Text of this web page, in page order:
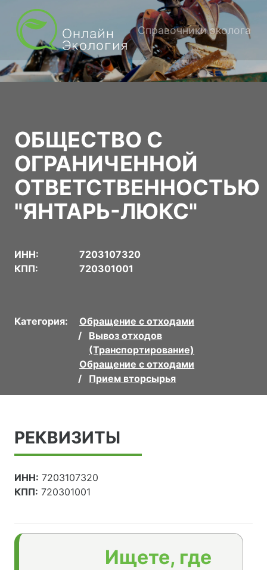
Справочники эколога
ОБЩЕСТВО С
ОГРАНИЧЕННОЙ
ОТВЕТСТВЕННОСТЬЮ
"ЯНТАРЬ-ЛЮКС"
ИНН:
7203107320
КПП:
720301001
Категория:
Обращение с отходами
Вывоз отходов
(Транспортирование)
Обращение с отходами
Прием вторсырья
РЕКВИЗИТЫ
ИНН: 7203107320
КПП: 720301001
Ищете, где